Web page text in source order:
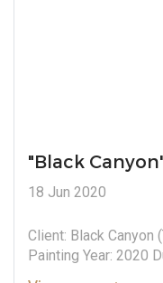
"Black
18 Jun 2020
Client: Black Canyon
Painting Year: 2020